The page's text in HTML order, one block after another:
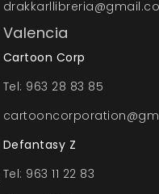
Valencia
Cartoon Corp
Tel: 963 28 83 85
Defantasy Z
Tel: 963 11 22 83